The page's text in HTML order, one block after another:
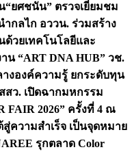
“ยศชนัน” ตรวจเยี่ยมชม
กลไก อววน. ร่วมสร้าง
วยเทคโนโลยีและ
น “ART DNA HUB” วช.
งองค์ความรู้ ยกระดับทุน
สสว. เปิดฉากมหกรรม
FAIR 2026” ครั้งที่ 4 ณ
ความสำเร็จ เป็นจุดหมาย
รุกตลาด Color